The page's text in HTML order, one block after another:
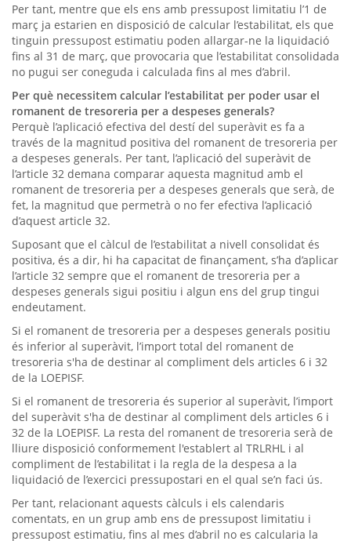
Per tant, mentre que els ens amb pressupost limitatiu l’1 de
març ja estarien en disposició de calcular l’estabilitat, els que
tinguin pressupost estimatiu poden allargar-ne la liquidació
fins al 31 de març, que provocaria que l’estabilitat consolidada
no pugui ser coneguda i calculada fins al mes d’abril.
Per què necessitem calcular l’estabilitat per poder usar el
romanent de tresoreria per a despeses generals?
Perquè l’aplicació efectiva del destí del superàvit es fa a
través de la magnitud positiva del romanent de tresoreria per
a despeses generals. Per tant, l’aplicació del superàvit de
l’article 32 demana comparar aquesta magnitud amb el
romanent de tresoreria per a despeses generals que serà, de
fet, la magnitud que permetrà o no fer efectiva l’aplicació
d’aquest article 32.
Suposant que el càlcul de l’estabilitat a nivell consolidat és
positiva, és a dir, hi ha capacitat de finançament, s’ha d’aplicar
l’article 32 sempre que el romanent de tresoreria per a
despeses generals sigui positiu i algun ens del grup tingui
endeutament.
Si el romanent de tresoreria per a despeses generals positiu
és inferior al superàvit, l’import total del romanent de
tresoreria s'ha de destinar al compliment dels articles 6 i 32
de la LOEPISF.
Si el romanent de tresoreria és superior al superàvit, l’import
del superàvit s'ha de destinar al compliment dels articles 6 i
32 de la LOEPISF. La resta del romanent de tresoreria serà de
lliure disposició conformement l'establert al TRLRHL i al
compliment de l’estabilitat i la regla de la despesa a la
liquidació de l’exercici pressupostari en el qual se’n faci ús.
Per tant, relacionant aquests càlculs i els calendaris
comentats, en un grup amb ens de pressupost limitatiu i
pressupost estimatiu, fins al mes d’abril no es calcularia la